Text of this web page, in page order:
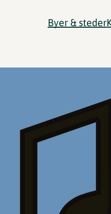
Byer & steder